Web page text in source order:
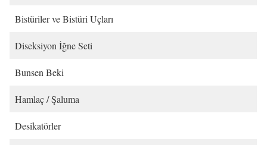
Bistüriler ve Bistüri Uçları
Diseksiyon İğne Seti
Bunsen Beki
Hamlaç / Şaluma
Desikatörler